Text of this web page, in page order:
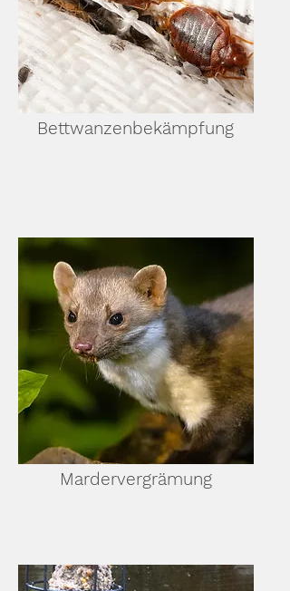
Bettwanzenbekämpfung
Mardervergrämung